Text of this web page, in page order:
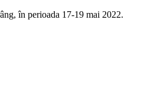
în perioada 17-19 mai 2022.